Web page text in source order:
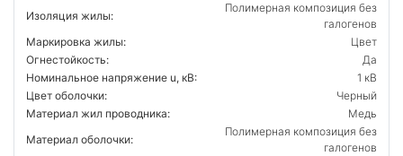
Изоляция жилы:
Полимерная композиция без
галогенов
Маркировка жилы:
Цвет
Огнестойкость:
Да
Номинальное напряжение u, кВ:
1 кВ
Цвет оболочки:
Черный
Материал жил проводника:
Медь
Материал оболочки:
Полимерная композиция без
галогенов